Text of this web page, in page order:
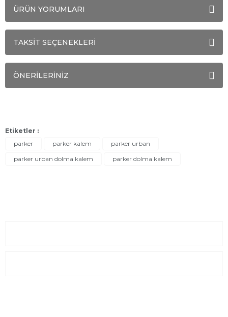
ÜRÜN YORUMLARI
TAKSİT SEÇENEKLERİ
ÖNERİLERİNİZ
Etiketler :
parker
parker kalem
parker urban
parker urban dolma kalem
parker dolma kalem